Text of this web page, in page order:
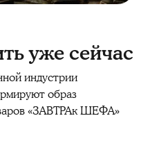
уже сейчас
индустрии
образ
«ЗАВТРАк ШЕФА»